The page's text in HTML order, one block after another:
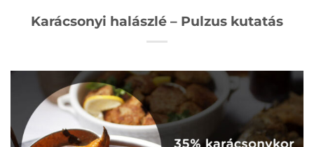
Karácsonyi halászlé – Pulzus kutatás